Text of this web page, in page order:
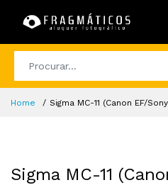
Home Sigma MC-11 (Canon EF/
Sigma MC-11